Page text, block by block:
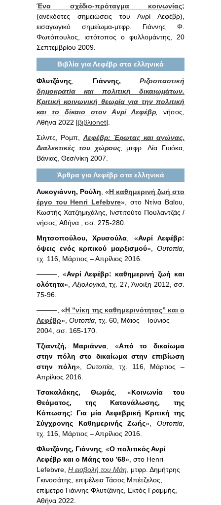
Ένα σχέδιο-πρόταγμα κοινωνίας;
(ανέκδοτες σημειώσεις του Ανρί Λεφέβρ),
εισαγωγικό σημείωμα-μτφρ. Γιάννης Φ.
Φωτόπουλος, ιστότοπος ο φυλλομάντης, 20
Σεπτεμβρίου 2009.
Βιβλία για Λεφέβρ στα ελληνικά
Φλυτζάνης Γιάννης, Ριζοσπαστική
δημοκρατία και πολιτική δικαιωμάτων.
Κριτική κοινωνική θεωρία για την πολιτική
και το δίκαιο στον Ανρί Λεφέβρ
νήσος,
Αθήνα 2022 [βιβλιοnet].
Σιλντς, Ρομπ, Λεφέβρ: Έρωτας και αγώνας.
Διαλεκτικές του χώρους, μτφρ. Λία Γυιόκα,
Βάνιας, Θεσ/νίκη 2007.
Άρθρα για Λεφέβρ στα ελληνικά
Λυκογιάννη, Ρούλη , «Η καθημερινή ζωή στο
έργο του Henri Lefebvre», στο Ντίνα Βαϊου,
Κωστής Χατζημιχάλης, Ινστιτούτο Πουλαντζάς /
νήσος, Αθήνα , σσ. 275-280.
Μητσοπούλου, Χρυσούλα , «Ανρί Λεφέβρ:
όψεις ενός κριτικού μαρξισμού», Ουτοπία
τχ. 116, Μάρτιος – Απρίλιος 2016.
———, «Ανρί Λεφέβρ: καθημερινή ζωή και
ολότητα», Αξιολογικά, τχ. 27, Άνοιξη 2012, σσ.
75-96.
———, «Η “νίκη της καθημερινότητας” και ο
Λεφέβρ», Ουτοπία , τχ. 60, Μάιος – Ιούνιος
2004, σσ. 165-170.
Τζιαντζή, Mαριάννα, «Από το δικαίωμα
στην πόλη στο δικαίωμα στην επιβίωση
στην πόλη»,Ουτοπία , τχ. 116, Μάρτιος –
Απρίλιος 2016.
Τσακαλάκης, Θωμάς , «Κοινωνία του
Θεάματος, της Κατανάλωσης, της
Κόπωσης: Για μία Λεφεβρική Κριτική της
Σύγχρονης Καθημερινής Ζωής»,Ουτοπία
τχ. 116, Μάρτιος – Απρίλιος 2016.
Φλυτζάνης, Γιάννης , «Ο πολιτικός Ανρί
Λεφέβρ και ο Μάης του ’68», στο Henri
Lefebvre, Η εισβολή του Μάη , μτφρ. Δημήτρης
Γκινοσάτης, επιμέλεια Τάσος Μπέτζελος,
επίμετρο Γιάννης Φλυτζάνης, Εκτός Γραμμής,
Αθήνα 2022.